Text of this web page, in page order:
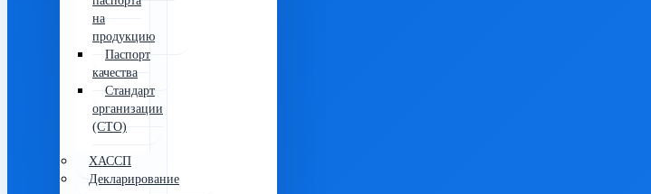
на
продукцию
Паспорт
качества
Стандарт
организации
(СТО)
ХАССП
Декларирование